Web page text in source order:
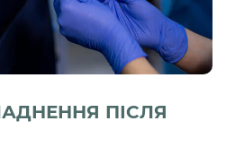
ПІСЛЯ